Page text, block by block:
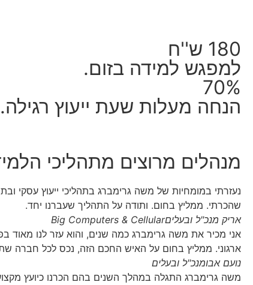
180 ש''ח
למפגש למידה בזום.
70%
הנחה מעלות שעת ייעוץ רגילה.
מנהלים מרוצים מתהליכי
נעזרתי במומחיות של משה גרימברג בתהליכי ייעוץ עסקי
שהכרתי. ממליץ בחום. ותודה על התהליך שעברנו יחד.
אריק מנכ"ל ובעליםBig Computers & Cellular
אני מכיר את משה גרימברג כמה שנים, והוא עזר לנו מאוד
ארגוני. ממליץ בחום על האיש החכם הזה, נכס לכל חברה
נועם אבומנכ"ל ובעלים
משה גרימברג התגלה במהלך השנים בהם הכרנו כיועץ